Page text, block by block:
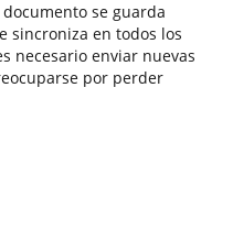
se guarda
sincroniza en todos los
necesario enviar nuevas
por perder